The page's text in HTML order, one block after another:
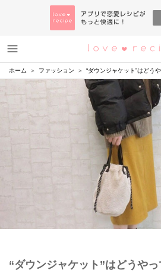
ホーム ファッション “ダウンジャケット”はどう
“ダウンジャケット”はどうや